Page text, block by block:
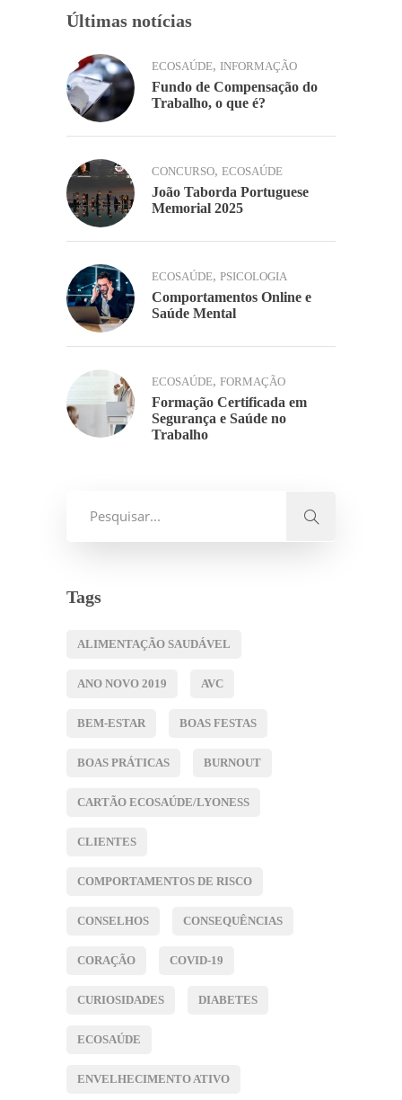
Últimas notícias
ECOSAÚDE, INFORMAÇÃO
Fundo de Compensação do
Trabalho, o que é?
CONCURSO, ECOSAÚDE
João Taborda Portuguese
Memorial 2025
ECOSAÚDE, PSICOLOGIA
Comportamentos Online e
Saúde Mental
ECOSAÚDE, FORMAÇÃO
Formação Certificada em
Segurança e Saúde no
Trabalho
Tags
ALIMENTAÇÃO SAUDÁVEL
ANO NOVO 2019 AVC
BEM-ESTAR BOAS FESTAS
BOAS PRÁTICAS BURNOUT
CARTÃO ECOSAÚDE/LYONESS
CLIENTES
COMPORTAMENTOS DE RISCO
CONSELHOS CONSEQUÊNCIAS
CORAÇÃO COVID-19
CURIOSIDADES DIABETES
ECOSAÚDE
ENVELHECIMENTO ATIVO